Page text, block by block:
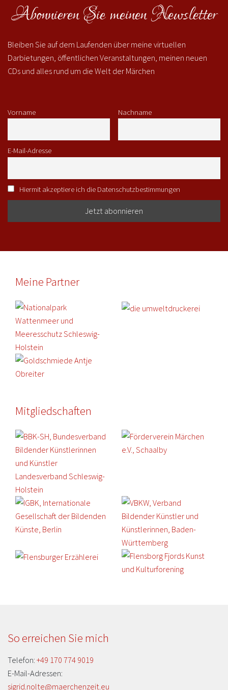
Abonnieren Sie meinen Newsletter
Bleiben Sie auf dem Laufenden über meine virtuellen
Darbietungen, öffentlichen Veranstaltungen, meinen neuen
CDs und alles rund um die Welt der Märchen
Vorname Nachname
E-Mail-Adresse
Hiermit akzeptiere ich die Datenschutzbestimmungen
Meine Partner
Mitgliedschaften
So erreichen Sie mich
Telefon: +49 170 774 9019
E-Mail-Adressen:
sigrid.nolte@maerchenzeit.eu